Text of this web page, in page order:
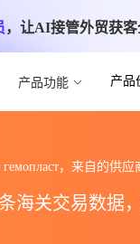
，让AI接管外贸获客
产品功能 产品
гемопласт，来自的供
海关交易数